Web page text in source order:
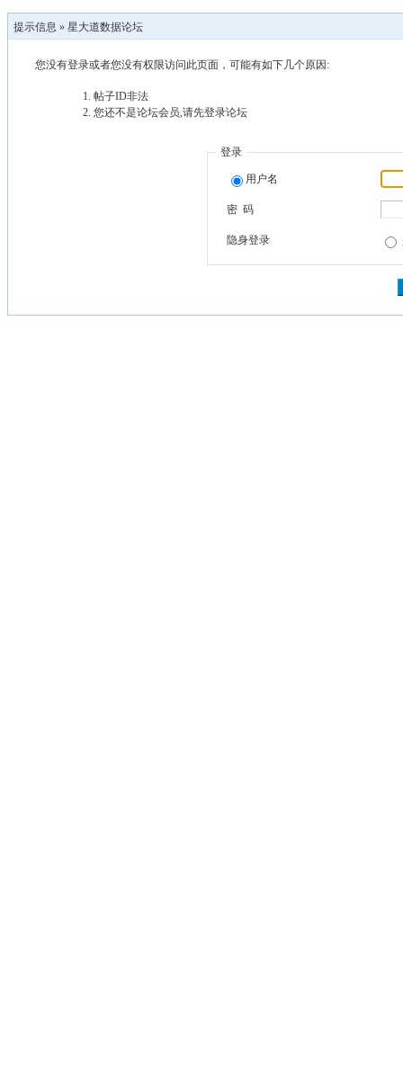
提示信息 » 星大道数据论坛
您没有登录或者您没有权限访问此页面，可能有如下几个原因:
帖子ID非法
您还不是论坛会员,请先登录论坛
登录
用户名
密 码
隐身登录